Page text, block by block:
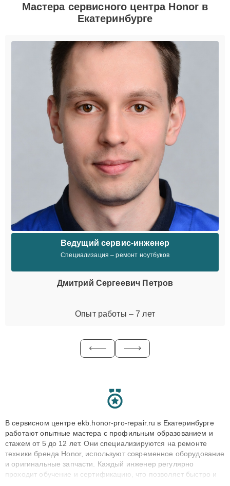
Мастера сервисного центра Honor в
Екатеринбурге
Ведущий сервис-инженер
Специализация – ремонт ноутбуков
Дмитрий Сергеевич Петров
Опыт работы – 7 лет
В сервисном центре ekb.honor-pro-repair.ru в Екатеринбурге
работают опытные мастера с профильным образованием и
стажем от 5 до 12 лет. Они специализируются на ремонте
техники бренда Honor, используют современное оборудование
и оригинальные запчасти. Каждый инженер регулярно
проходит обучение и сертификацию, что позволяет быстро и